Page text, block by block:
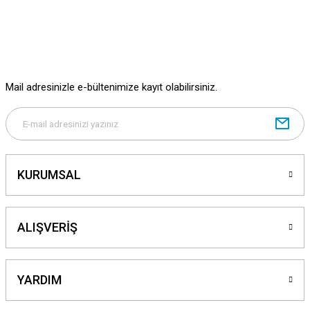
Mail adresinizle e-bültenimize kayıt olabilirsiniz.
KURUMSAL
ALIŞVERİŞ
YARDIM